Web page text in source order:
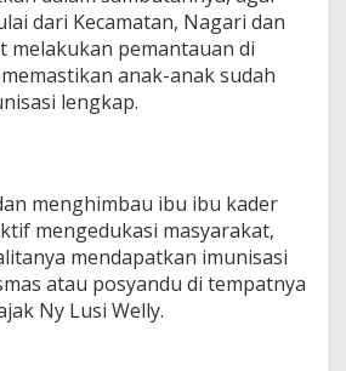
dari Kecamatan, Nagari dan
melakukan pemantauan di
anak-anak sudah
lengkap.
menghimbau ibu ibu kader
mengedukasi masyarakat,
mendapatkan imunisasi
atau posyandu di tempatnya
Ny Lusi Welly.